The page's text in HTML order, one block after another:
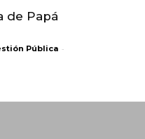
de Papá
Pública -